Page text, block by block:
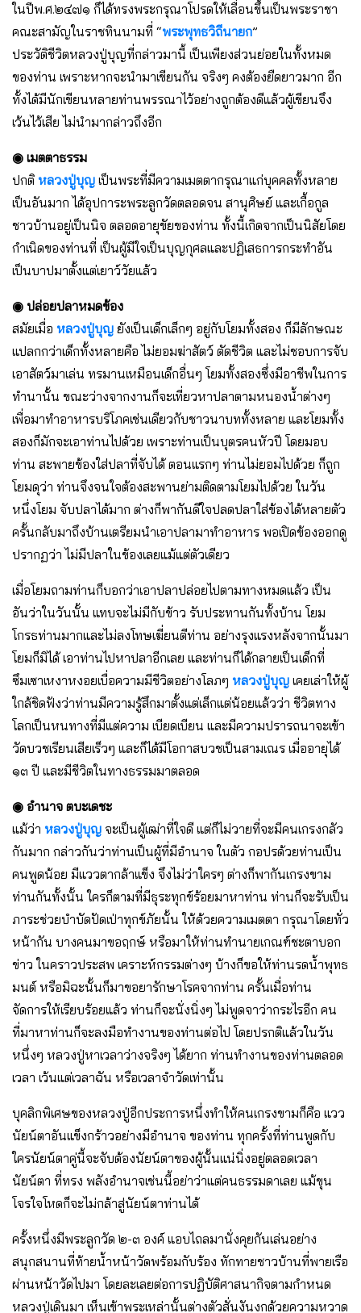
ในปีพ.ศ.๒๔๗๑ ก็ได้ทรงพระกรุณาโปรดให้เลื่อนขึ้นเป็นพระราชา
คณะสามัญในราชทินนามที่ “พระพุทธวิถีนายก”
ประวัติชีวิตหลวงปู่บุญที่กล่าวมานี้ เป็นเพียงส่วนย่อยในทั้งหมด
ของท่าน เพราะหากจะนำมาเขียนกัน จริงๆ คงต้องยืดยาวมาก อีก
ทั้งได้มีนักเขียนหลายท่านพรรณาไว้อย่างถูกต้องดีแล้วผู้เขียนจึง
เว้นไว้เสีย ไม่นำมากล่าวถึงอีก
◉ เมตตาธรรม
ปกติ หลวงปู่บุญ เป็นพระที่มีความเมตตากรุณาแก่บุคคลทั้งหลาย
เป็นอันมาก ได้อุปการะพระลูกวัดตลอดจน สานุศิษย์ และเกื้อกูล
ชาวบ้านอยู่เป็นนิจ ตลอดอายุขัยของท่าน ทั้งนี้เกิดจากเป็นนิสัยโดย
กำเนิดของท่านที่ เป็นผู้มีใจเป็นบุญกุศลและปฏิเสธการกระทำอัน
เป็นบาปมาตั้งแต่เยาว์วัยแล้ว
◉ ปล่อยปลาหมดข้อง
สมัยเมื่อ หลวงปู่บุญ ยังเป็นเด็กเล็กๆ อยู่กับโยมทั้งสอง ก็มีลักษณะ
แปลกกว่าเด็กทั้งหลายคือ ไม่ยอมฆ่าสัตว์ ตัดชีวิต และไม่ชอบการจับ
เอาสัตว์มาเล่น ทรมานเหมือนเด็กอื่นๆ โยมทั้งสองซึ่งมีอาชีพในการ
ทำนานั้น ขณะว่างจากงานก็จะเที่ยวหาปลาตามหนองน้ำต่างๆ
เพื่อมาทำอาหารบริโภคเช่นเดียวกับชาวนาบททั้งหลาย และโยมทั้ง
สองก็มักจะเอาท่านไปด้วย เพราะท่านเป็นบุตรคนหัวปี โดยมอบ
ท่าน สะพายข้องใส่ปลาที่จับได้ ตอนแรกๆ ท่านไม่ยอมไปด้วย ก็ถูก
โยมดุว่า ท่านจึงจนใจต้องสะพานย่ามติดตามโยมไปด้วย ในวัน
หนึ่งโยม จับปลาได้มาก ต่างก็พากันดีใจปลดปลาใส่ข้องได้หลายตัว
ครั้นกลับมาถึงบ้านเตรียมนำเอาปลามาทำอาหาร พอเปิดข้องออกดู
ปรากฏว่า ไม่มีปลาในข้องเลยแม้แต่ตัวเดียว
เมื่อโยมถามท่านก็บอกว่าเอาปลาปล่อยไปตามทางหมดแล้ว เป็น
อันว่าในวันนั้น แทบจะไม่มีกับข้าว รับประทานกันทั้งบ้าน โยม
โกรธท่านมากและไม่ลงโทษเฆี่ยนตีท่าน อย่างรุงแรงหลังจากนั้นมา
โยมก็มิได้ เอาท่านไปหาปลาอีกเลย และท่านก็ได้กลายเป็นเด็กที่
ซึมเซาเหงาหงอยเบื่อความมีชีวิตอย่างโลภๆ หลวงปู่บุญ เคยเล่าให้ผู้
ใกล้ชิดฟังว่าท่านมีความรู้สึกมาตั้งแต่เล็กแต่น้อยแล้วว่า ชีวิตทาง
โลกเป็นหนทางที่มีแต่ความ เบียดเบียน และมีความปรารถนาจะเข้า
วัดบวชเรียนเสียเร็วๆ และก็ได้มีโอกาสบวชเป็นสามเณร เมื่ออายุได้
๑๓ ปี และมีชีวิตในทางธรรมมาตลอด
◉ อำนาจ ตบะเดชะ
แม้ว่า หลวงปู่บุญ จะเป็นผู้เฒ่าที่ใจดี แต่ก็ไม่วายที่จะมีคนเกรงกลัว
กันมาก กล่าวกันว่าท่านเป็นผู้ที่มีอำนาจ ในตัว กอปรด้วยท่านเป็น
คนพูดน้อย มีแววตากล้าแข็ง จึงไม่ว่าใครๆ ต่างก็พากันเกรงขาม
ท่านกันทั้งนั้น ใครก็ตามที่มีธุระทุกข์ร้อยมาหาท่าน ท่านก็จะรับเป็น
ภาระช่วยบำบัดปัดเป่าทุกข์ภัยนั้น ให้ด้วยความเมตตา กรุณาโดยทั่ว
หน้ากัน บางคนมาขอฤกษ์ หรือมาให้ท่านทำนายเกณฑ์ชะตาบอก
ข่าว ในคราวประสพ เคราะห์กรรมต่างๆ บ้างก็ขอให้ท่านรดน้ำพุทธ
มนต์ หรือมิฉะนั้นก็มาขอยารักษาโรคจากท่าน ครั้นเมื่อท่าน
จัดการให้เรียบร้อยแล้ว ท่านก็จะนั่งนิ่งๆ ไม่พูดจาว่ากระไรอีก คน
ที่มาหาท่านก็จะลงมือทำงานของท่านต่อไป โดยปรกติแล้วในวัน
หนึ่งๆ หลวงปู่หาเวลาว่างจริงๆ ได้ยาก ท่านทำงานของท่านตลอด
เวลา เว้นแต่เวลาฉัน หรือเวลาจำวัดเท่านั้น
บุคลิกพิเศษของหลวงปู่อีกประการหนึ่งทำให้คนเกรงขามก็คือ แวว
นัยน์ตาอันแข็งกร้าวอย่างมีอำนาจ ของท่าน ทุกครั้งที่ท่านพูดกับ
ใครนัยน์ตาคู่นี้จะจับต้องนัยน์ตาของผู้นั้นแน่นิ่งอยู่ตลอดเวลา
นัยน์ตา ที่ทรง พลังอำนาจเช่นนี้อย่าว่าแต่คนธรรมดาเลย แม้ขุน
โจรใจโหดก็จะไม่กล้าสู่นัยน์ตาท่านได้
ครั้งหนึ่งมีพระลูกวัด ๒-๓ องค์ แอบไถลมานั่งคุยกันเล่นอย่าง
สนุกสนานที่ท้ายน้ำหน้าวัดพร้อมกับร้อง ทักทายชาวบ้านที่พายเรือ
ผ่านหน้าวัดไปมา โดยละเลยต่อการปฏิบัติศาสนากิจตามกำหนด
หลวงปู่เดินมา เห็นเข้าพระเหล่านั้นต่างตัวสั่นงันงกด้วยความหวาด